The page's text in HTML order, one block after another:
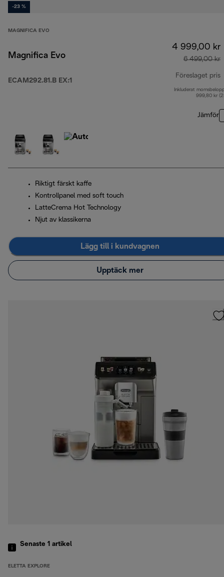
-23 %
MAGNIFICA EVO
Magnifica Evo
ECAM292.81.B EX:1
4 999,00 kr
6 499,00 kr
Föreslaget pris
Inkluderat
999,80 kr
Jämför
Riktigt färskt kaffe
Kontrollpanel med soft touch
LatteCrema Hot Technology
Njut av klassikerna
Lägg till i kundvagnen
Upptäck mer
Senaste 1 artikel
ELETTA EXPLORE